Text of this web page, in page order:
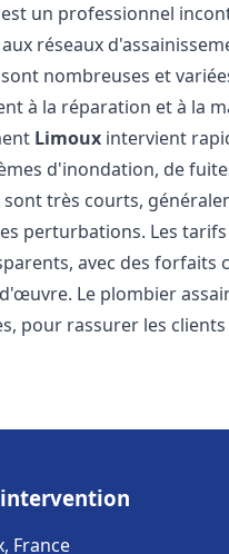
est un professionnel
réseaux
sont nombreuses et
à la réparation et à la
Limoux intervient
d'inondation, de
très courts,
perturbations. Les
avec des forfaits
Le plombier
pour rassurer les
France